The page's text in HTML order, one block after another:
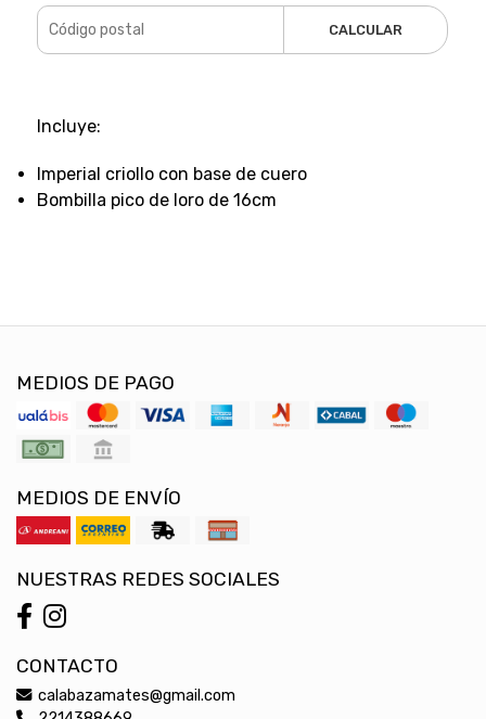
CALCULAR
Incluye:
Imperial criollo con base de cuero
Bombilla pico de loro de 16cm
MEDIOS DE PAGO
MEDIOS DE ENVÍO
NUESTRAS REDES SOCIALES
CONTACTO
calabazamates@gmail.com